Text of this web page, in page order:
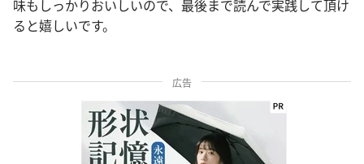
味もしっかりおいしいので、最後まで読んで実践して頂け
ると嬉しいです。
広告